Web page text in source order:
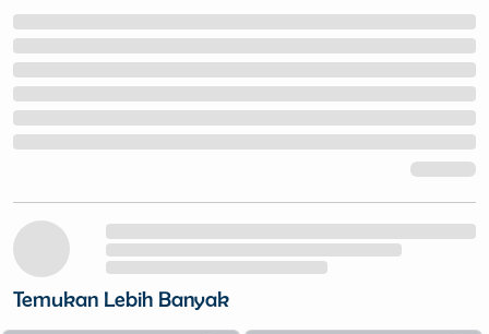
Temukan Lebih Banyak